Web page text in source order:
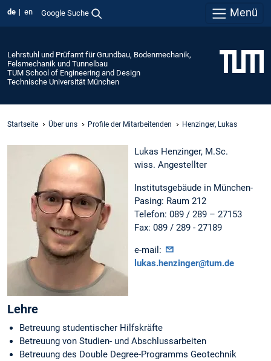
de en Google Suche Menü
Lehrstuhl und Prüfamt für Grundbau, Bodenmechanik,
Felsmechanik und Tunnelbau
TUM School of Engineering and Design
Technische Universität München
Startseite Über uns Profile der Mitarbeitenden Henzinger, Lukas
Lukas Henzinger, M.Sc.
wiss. Angestellter
Institutsgebäude in München-
Pasing: Raum 212
Telefon: 089 / 289 – 27153
Fax: 089 / 289 - 27189
e-mail:
lukas.henzinger@tum.de
Lehre
Betreuung studentischer Hilfskräfte
Betreuung von Studien- und Abschlussarbeiten
Betreuung des Double Degree-Programms Geotechnik